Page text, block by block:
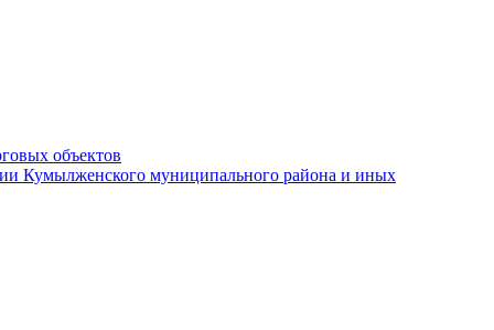
объектов
Кумылженского муниципального района и иных